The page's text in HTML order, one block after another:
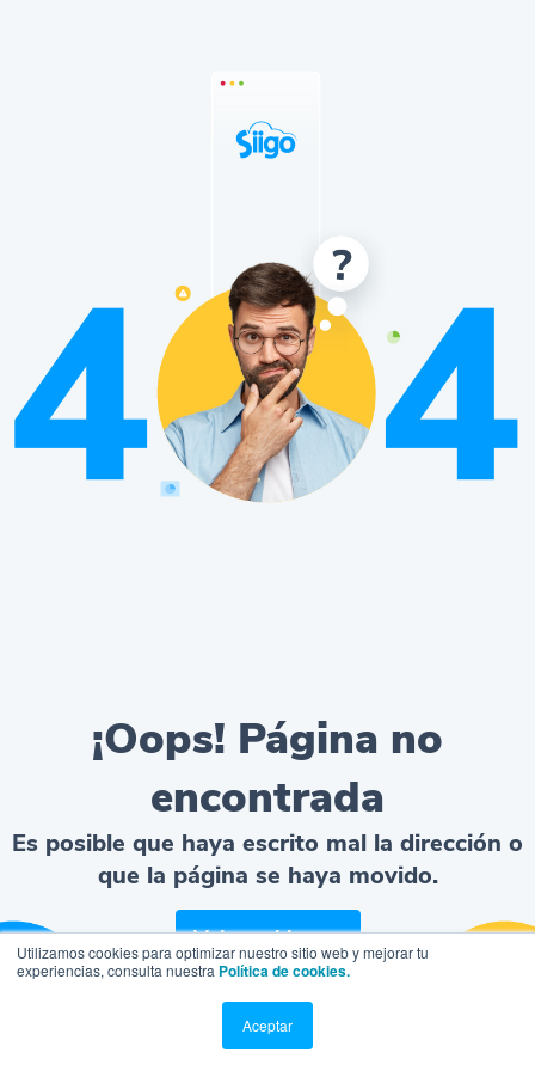
Utilizamos cookies para optimizar nuestro sitio web y mejorar tu
experiencias, consulta nuestra Política de cookies.
Aceptar
¡Oops! Página no
encontrada
Es posible que haya escrito mal la dirección o
que la página se haya movido.
Volver al home